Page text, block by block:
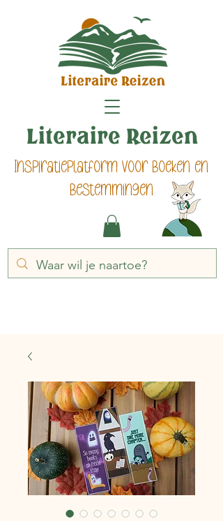
Inspiratieplatform voor boeken en
bestemmingen
Literaire Reizen